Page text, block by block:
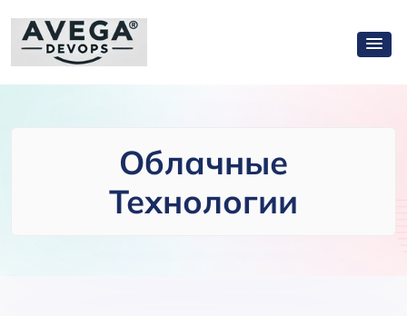
Облачные
Технологии